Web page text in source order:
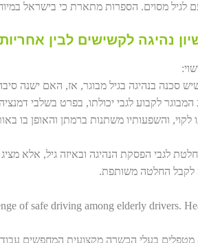
לגיל מסוים. הספרות מתארת כי בישראל
נהיגה לקשישים לבין
סכנה בנהיגה בגיל מבוגר, אז, האם ישנה
לקבוע לגבי יכולתו, בפרט בשלבי
והשפעותיו משתנות ברמתן והאופן בו
לגבי הפסקת הנהיגה ובאיזה גיל, אלא
לקבל החלטה משותפת.
בעלי הכשרה מקצועית המחפשים